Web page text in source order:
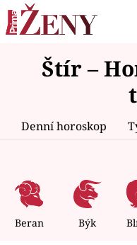
Trendy: Polabí
Témata
Celebrity
Štír –
Denní horoskop
Beran Býk